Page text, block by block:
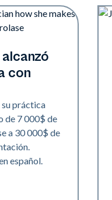
con
práctica
de 7 000$ de
a 30 000$ de
español.